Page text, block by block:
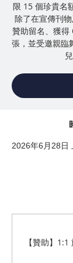
限 15 個珍貴名
除了在宣傳刊物
贊助留名、獲得
張，並受邀親臨
2026年6月28日
【贊助】